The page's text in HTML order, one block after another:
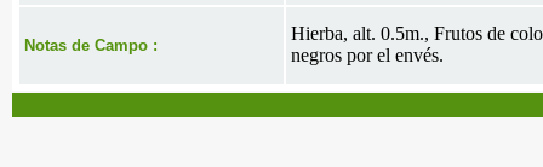
Notas de Campo :
Hierba, alt. 0.5m., Frutos de
negros por el envés.